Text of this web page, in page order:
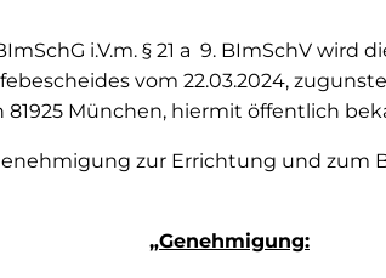
i.V.m. § 21 a 9. BImSchV wird
vom 22.03.2024,
81925 München, hiermit öffentlich
zur Errichtung und zum
„Genehmigung: